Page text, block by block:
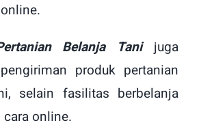
Belanja Tanijuga
produk pertanian
selain fasilitas berbelanja
online.